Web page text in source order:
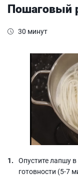
Пошаговый
30 минут
Опустите лапшу
готовности (5-7